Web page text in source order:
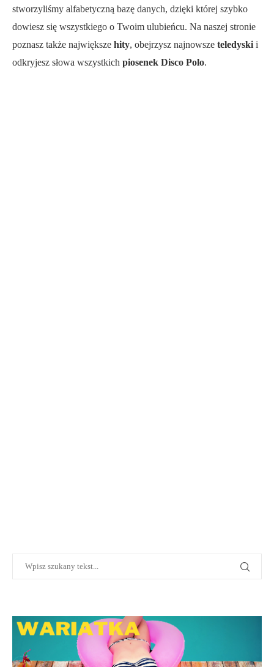
stworzyliśmy alfabetyczną bazę danych, dzięki której szybko
dowiesz się wszystkiego o Twoim ulubieńcu. Na naszej stronie
poznasz także największe hity, obejrzysz najnowsze teledyski i
odkryjesz słowa wszystkich piosenek Disco Polo.